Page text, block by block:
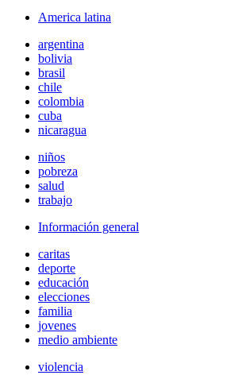
America latina
argentina
bolivia
brasil
chile
colombia
cuba
nicaragua
niños
pobreza
salud
trabajo
Información general
caritas
deporte
educación
elecciones
familia
jovenes
medio ambiente
violencia